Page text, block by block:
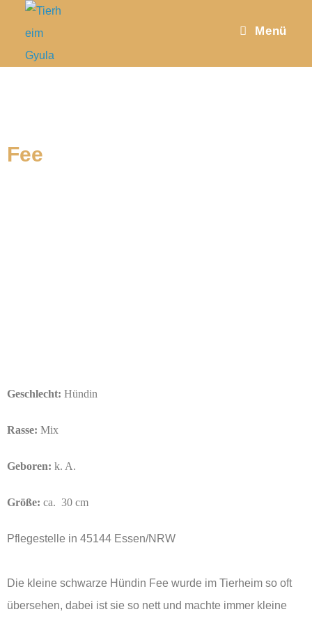
Menü
Fee
Geschlecht: Hündin
Rasse: Mix
Geboren: k. A.
Größe: ca. 30 cm
Pflegestelle in 45144 Essen/NRW
Die kleine schwarze Hündin Fee wurde im Tierheim so oft
übersehen, dabei ist sie so nett und machte immer kleine